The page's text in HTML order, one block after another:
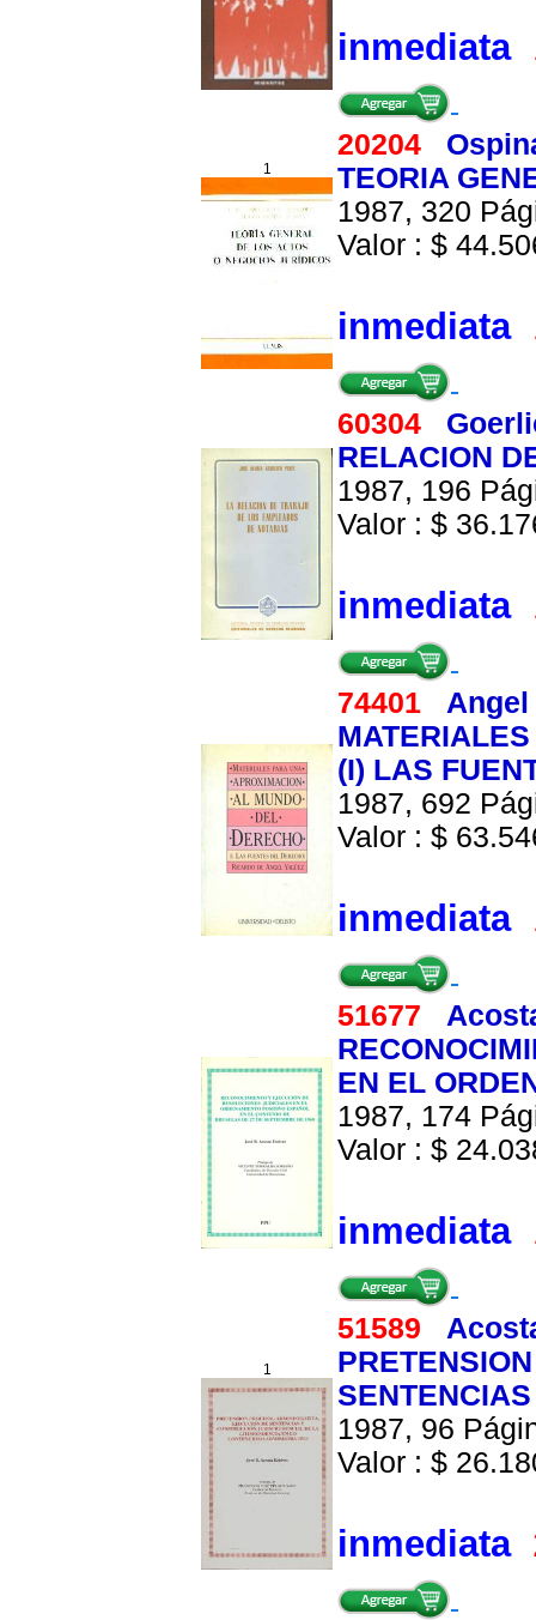
inmediata
1
20204
TEORIA
1987, 320
Valor : $
inmediata
60304
RELACION
1987, 196
Valor : $
inmediata
74401 Angel
(I) LAS
1987, 692
Valor : $
inmediata
51677
EN EL
1987, 174
Valor : $
inmediata
1
51589
1987, 96
Valor : $
inmediata